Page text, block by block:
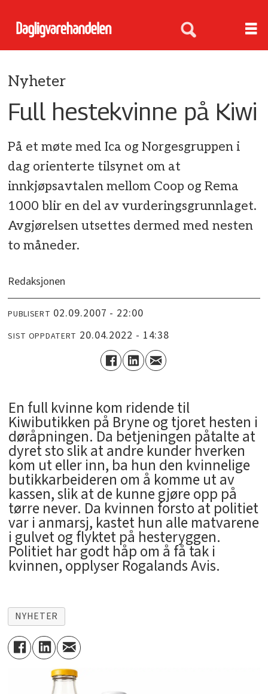
Nyheter
Full hestekvinne på Kiwi
På et møte med Ica og Norgesgruppen i
dag orienterte tilsynet om at
innkjøpsavtalen mellom Coop og Rema
1000 blir en del av vurderingsgrunnlaget.
Avgjørelsen utsettes dermed med nesten
to måneder.
Redaksjonen
PUBLISERT 02.09.2007 - 22:00
SIST OPPDATERT 20.04.2022 - 14:38
En full kvinne kom ridende til
Kiwibutikken på Bryne og tjoret hesten i
døråpningen. Da betjeningen påtalte at
dyret sto slik at andre kunder hverken
kom ut eller inn, ba hun den kvinnelige
butikkarbeideren om å komme ut av
kassen, slik at de kunne gjøre opp på
tørre never. Da kvinnen forsto at politiet
var i anmarsj, kastet hun alle matvarene
i gulvet og flyktet på hesteryggen.
Politiet har godt håp om å få tak i
kvinnen, opplyser Rogalands Avis.
NYHETER